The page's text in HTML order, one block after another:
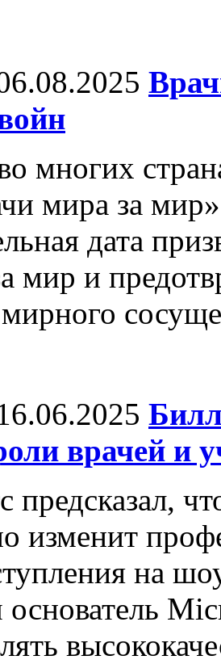
многих
мира за
дата
мир и
врачей и
предсказал,
изменит
на